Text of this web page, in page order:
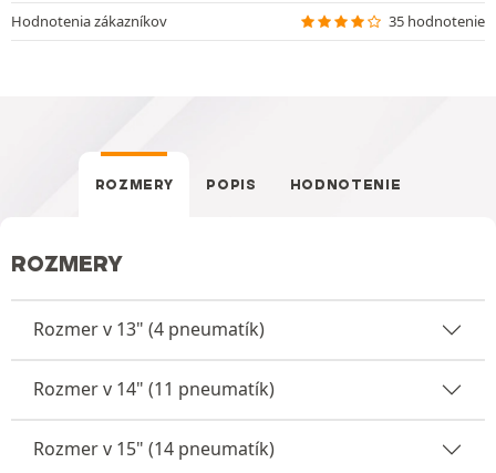
Hodnotenia zákazníkov
35 hodnotenie
ROZMERY POPIS HODNOTENIE
ROZMERY
Rozmer v 13" (4 pneumatík)
Rozmer v 14" (11 pneumatík)
Rozmer v 15" (14 pneumatík)